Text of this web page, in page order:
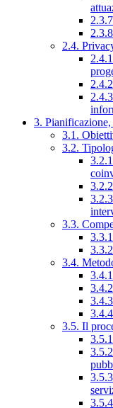
2.4.
3. Pianificazione,
3.1.
3.2.
3.3.
3.4.
3.5. Il